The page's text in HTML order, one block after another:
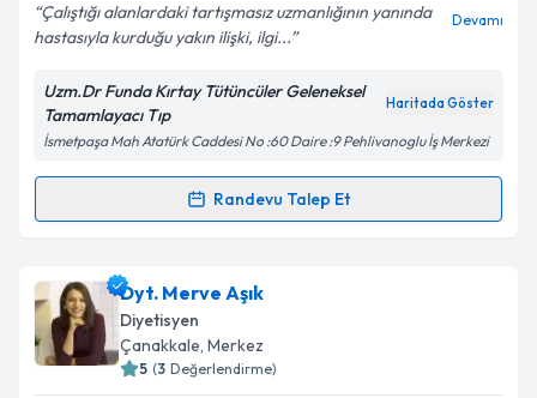
Çalıştığı alanlardaki tartışmasız uzmanlığının yanında
hastasıyla kurduğu yakın ilişki, ilgi...
Devamı
Uzm.Dr Funda Kırtay Tütüncüler Geleneksel
Tamamlayacı Tıp
Haritada Göster
İsmetpaşa Mah Atatürk Caddesi No :60 Daire :9 Pehlivanoglu İş Merkezi
Randevu Talep Et
Randevu Takvimi Talebi
Uzm. Dr. Funda Kırtay Tütüncüler
takvimi talebi oluşturun. Size bu uzmandan randevu
almanız için bir takvim hazırlandığında e-posta ile
bilgilendireceğiz.
Dyt. Merve Aşık
Diyetisyen
Çanakkale, Merkez
5 (3 Değerlendirme)